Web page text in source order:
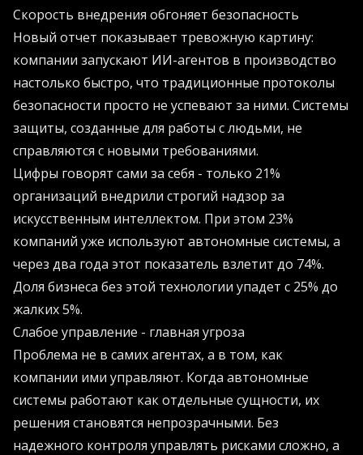
Скорость внедрения обгоняет безопасность
Новый отчет показывает тревожную картину:
компании запускают ИИ-агентов в производство
настолько быстро, что традиционные протоколы
безопасности просто не успевают за ними. Системы
защиты, созданные для работы с людьми, не
справляются с новыми требованиями.
Цифры говорят сами за себя - только 21%
организаций внедрили строгий надзор за
искусственным интеллектом. При этом 23%
компаний уже используют автономные системы, а
через два года этот показатель взлетит до 74%.
Доля бизнеса без этой технологии упадет с 25% до
жалких 5%.
Слабое управление - главная угроза
Проблема не в самих агентах, а в том, как
компании ими управляют. Когда автономные
системы работают как отдельные сущности, их
решения становятся непрозрачными. Без
надежного контроля управлять рисками сложно, а